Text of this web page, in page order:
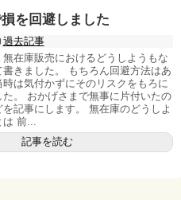
を回避しました
過去記事
無在庫販売におけるどうしようもな
きました。 もちろん回避方法はあ
時は気付かずにそのリスクをもろに
。 おかげさまで無事に片付いたの
記事にします。 無在庫のどうしよ
前...
記事を読む